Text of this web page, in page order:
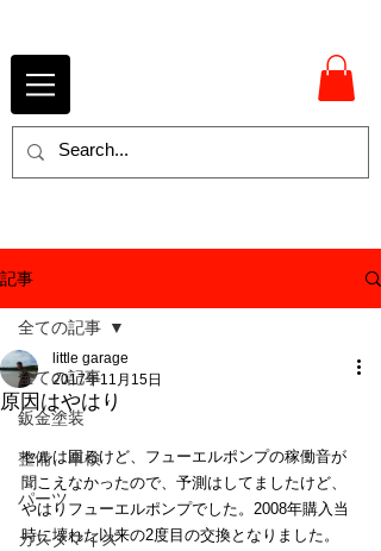
記事
全ての記事
鈑金塗装
整備、車検
パーツ
カスタマイズ
全ての記事
原因はやはり
little garage
2017年11月15日
セルは回るけど、フューエルポンプの稼働音が
聞こえなかったので、予測はしてましたけど、
やはりフューエルポンプでした。2008年購入当
時に壊れた以来の2度目の交換となりました。